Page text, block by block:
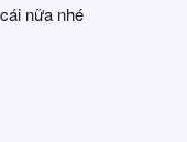
nữa nhé